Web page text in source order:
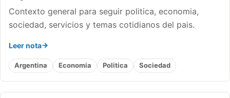
Contexto general para seguir politica, economia,
sociedad, servicios y temas cotidianos del pais.
Leer nota
Argentina Economia Politica Sociedad